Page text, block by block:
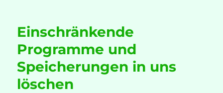
alles
Frage
der
Bewusstseins-
Reife…
Einschränkende
Programme und
Speicherungen in uns
löschen